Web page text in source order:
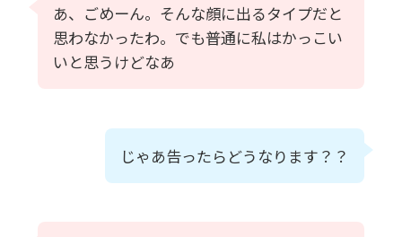
あ、ごめーん。そんな顔に出るタイプだと
思わなかったわ。でも普通に私はかっこい
いと思うけどなあ
じゃあ告ったらどうなります？？